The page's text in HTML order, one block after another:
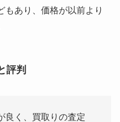
もあり、価格が以前より
評判
良く、買取りの査定